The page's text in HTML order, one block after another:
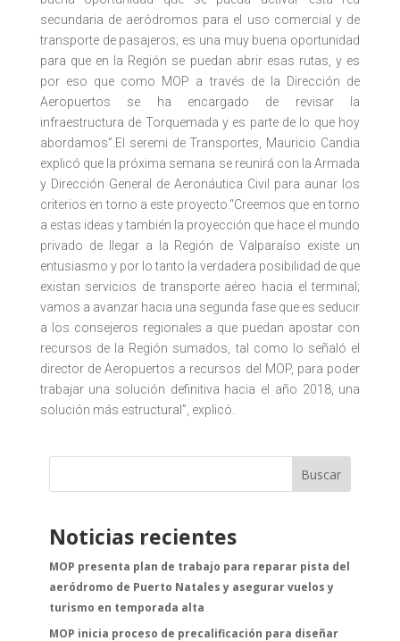
secundaria de aeródromos para el uso comercial y de
transporte de pasajeros; es una muy buena oportunidad
para que en la Región se puedan abrir esas rutas, y es
por eso que como MOP a través de la Dirección de
Aeropuertos se ha encargado de revisar la
infraestructura de Torquemada y es parte de lo que hoy
abordamos”.El seremi de Transportes, Mauricio Candia
explicó que la próxima semana se reunirá con la Armada
y Dirección General de Aeronáutica Civil para aunar los
criterios en torno a este proyecto.“Creemos que en torno
a estas ideas y también la proyección que hace el mundo
privado de llegar a la Región de Valparaíso existe un
entusiasmo y por lo tanto la verdadera posibilidad de que
existan servicios de transporte aéreo hacia el terminal;
vamos a avanzar hacia una segunda fase que es seducir
a los consejeros regionales a que puedan apostar con
recursos de la Región sumados, tal como lo señaló el
director de Aeropuertos a recursos del MOP, para poder
trabajar una solución definitiva hacia el año 2018, una
solución más estructural”, explicó.
Buscar
Noticias recientes
MOP presenta plan de trabajo para reparar pista del
aeródromo de Puerto Natales y asegurar vuelos y
turismo en temporada alta
MOP inicia proceso de precalificación para diseñar